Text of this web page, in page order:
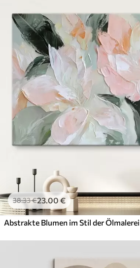
38.33€23.00 €
Abstrakte Blumen im Stil der Ölmalerei